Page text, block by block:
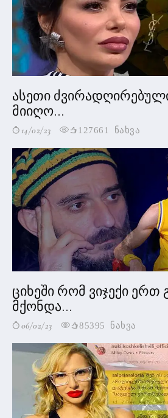
ასეთი
მიიღო...
14/02/23 127661 ნახვა
ციხეში რომ ვიჯექი
მქონდა...
06/02/23 85395 ნახვა